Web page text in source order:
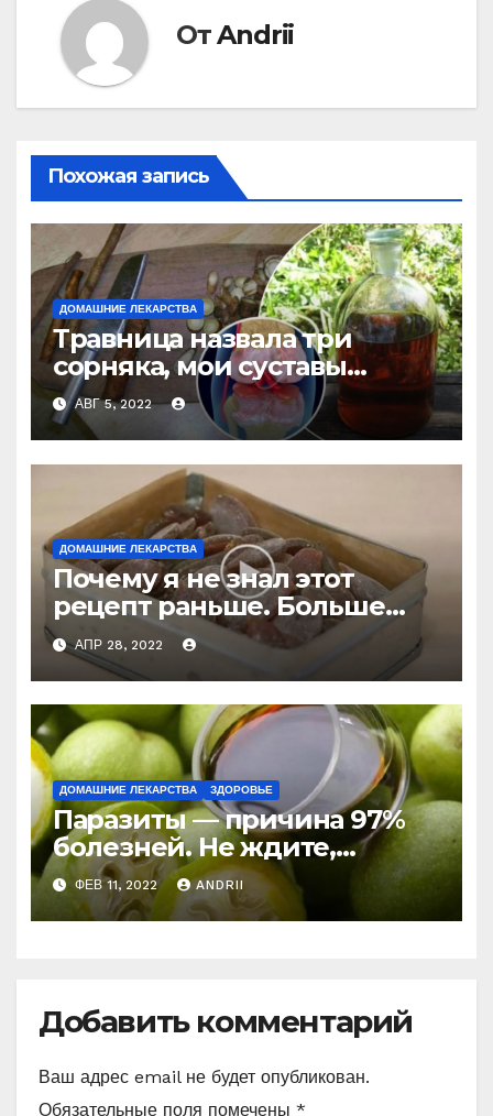
ОтAndrii
Похожая запись
ДОМАШНИЕ ЛЕКАРСТВА
Травница назвала три
сорняка, мои суставы
больше не болят
АВГ 5, 2022
ДОМАШНИЕ ЛЕКАРСТВА
Почему я не знал этот
рецепт раньше. Больше
никогда не буду покупать
лекарство от кашля!
АПР 28, 2022
ДОМАШНИЕ ЛЕКАРСТВА ЗДОРОВЬЕ
Паразиты — причина 97%
болезней. Не ждите,
боритесь с ними уже
сейчас (Рецепт)
ФЕВ 11, 2022 ANDRII
Добавить комментарий
Ваш адрес email не будет опубликован.
Обязательные поля помечены *